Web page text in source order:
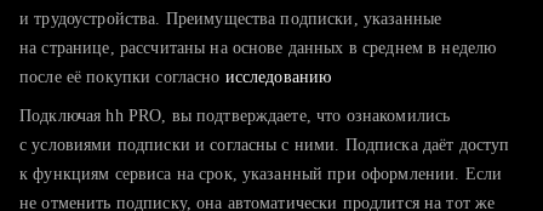
тратите много времени на поиск и вручную поднимаете
хотите сравнить себя с конкурентами и оценить шансы
и трудоустройства. Преимущества подписки, указанные
на странице, рассчитаны на основе данных в среднем в неделю
после её покупки согласно исследованию
Подключая hh PRO, вы подтверждаете, что ознакомились
с условиями подписки и согласны с ними. Подписка даёт доступ
к функциям сервиса на срок, указанный при оформлении. Если
не отменить подписку, она автоматически продлится на тот же